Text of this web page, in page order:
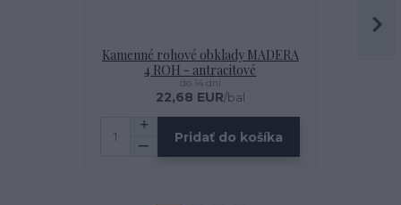
Kamenné rohové obklady MADERA
4 ROH - antracitové
22,68 EUR/bal
do 14 dní
Pridať do košíka